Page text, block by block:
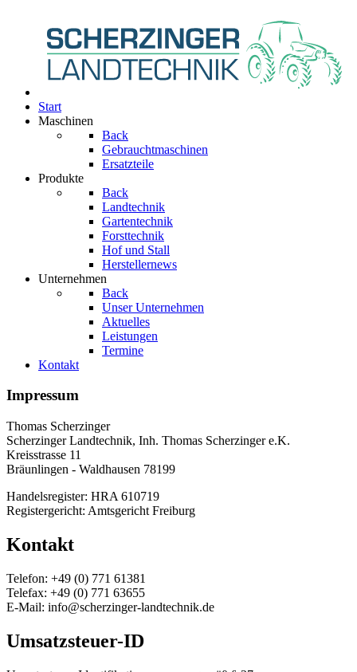
Start
Maschinen
Back
Gebrauchtmaschinen
Ersatzteile
Produkte
Back
Landtechnik
Gartentechnik
Forsttechnik
Hof und Stall
Herstellernews
Unternehmen
Back
Unser Unternehmen
Aktuelles
Leistungen
Termine
Kontakt
Impressum
Thomas Scherzinger
Scherzinger Landtechnik, Inh. Thomas Scherzinger e.K.
Kreisstrasse 11
Bräunlingen - Waldhausen 78199
Handelsregister: HRA 610719
Registergericht: Amtsgericht Freiburg
Kontakt
Telefon: +49 (0) 771 61381
Telefax: +49 (0) 771 63655
E-Mail: info@scherzinger-landtechnik.de
Umsatzsteuer-ID